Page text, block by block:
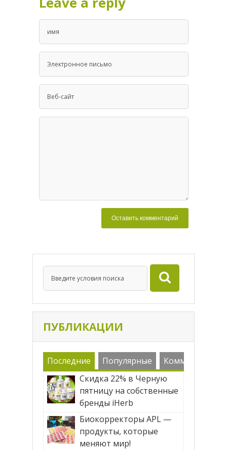
ПУБЛИКАЦИИ
Последние Популярные
Комменарии
Скидка 22% в Черную
пятницу на собственные
бренды iHerb
Биокорректоры APL —
продукты, которые
меняют мир!